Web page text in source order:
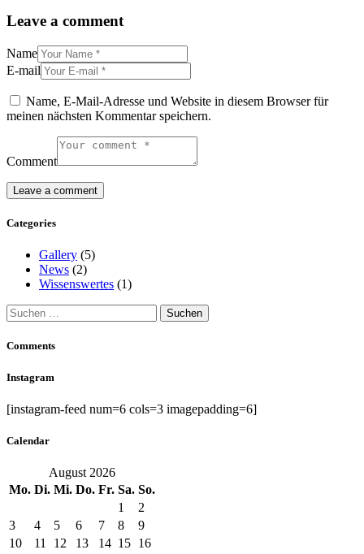
Leave a comment
Name
E-mail
Name, E-Mail-Adresse und Website in diesem Browser für
meinen nächsten Kommentar speichern.
Comment
Categories
Gallery (5)
News (2)
Wissenswertes (1)
Suchen
nach:
Comments
Instagram
[instagram-feed num=6 cols=3 imagepadding=6]
Calendar
August 2026
Mo. Di. Mi. Do. Fr. Sa. So.
1
2
3
4 5 6 7 8
9
10
11 12 13 14 15 16